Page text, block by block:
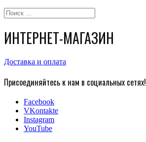
ИНТЕРНЕТ-МАГАЗИН
Доставка и оплата
Присоединяйтесь к нам в социальных сетях!
Facebook
VKontakte
Instagram
YouTube